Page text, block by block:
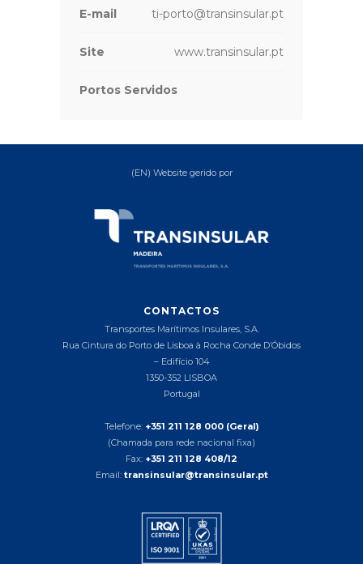
E-mail ti-porto@transinsular.pt
Site www.transinsular.pt
Portos Servidos
(EN) Website gerido por
CONTACTOS
Transportes Marítimos Insulares, S.A.
Rua Cintura do Porto de Lisboa à Rocha Conde D’Óbidos
– Edifício 104
1350-352 LISBOA
Portugal
Telefone: +351 211 128 000 (Geral)
(Chamada para rede nacional fixa)
Fax: +351 211 128 408/12
Email: transinsular@transinsular.pt